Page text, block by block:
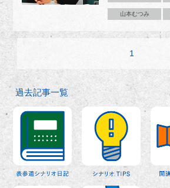
山本むつみ
1
過去記事一覧